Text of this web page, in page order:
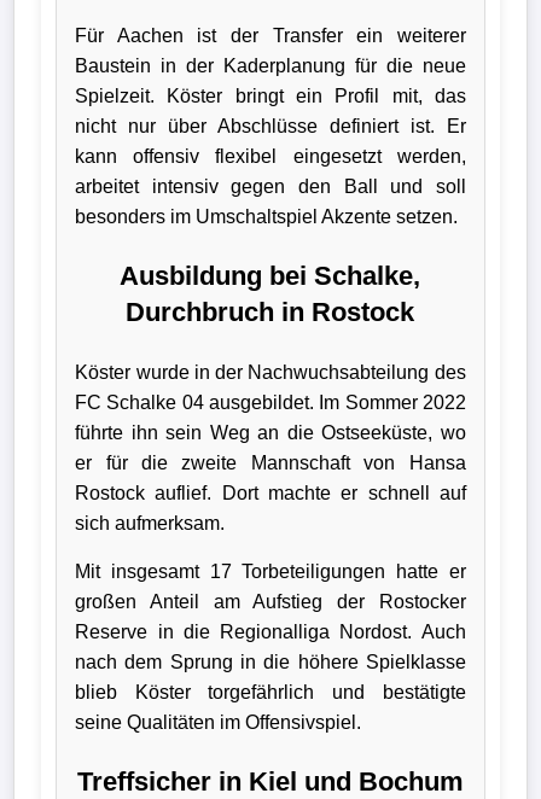
Bundesliga
Ergebnisse
Fußballspieler
Vereine
Kader
Wappen
Flutlichtbarde
Für Aachen ist der Transfer ein weiterer
Baustein in der Kaderplanung für die neue
Spielzeit. Köster bringt ein Profil mit, das
nicht nur über Abschlüsse definiert ist. Er
kann offensiv flexibel eingesetzt werden,
arbeitet intensiv gegen den Ball und soll
besonders im Umschaltspiel Akzente setzen.
Ausbildung bei Schalke,
Durchbruch in Rostock
Köster wurde in der Nachwuchsabteilung des
FC Schalke 04 ausgebildet. Im Sommer 2022
führte ihn sein Weg an die Ostseeküste, wo
er für die zweite Mannschaft von Hansa
Rostock auflief. Dort machte er schnell auf
sich aufmerksam.
Mit insgesamt 17 Torbeteiligungen hatte er
großen Anteil am Aufstieg der Rostocker
Reserve in die Regionalliga Nordost. Auch
nach dem Sprung in die höhere Spielklasse
blieb Köster torgefährlich und bestätigte
seine Qualitäten im Offensivspiel.
Treffsicher in Kiel und Bochum